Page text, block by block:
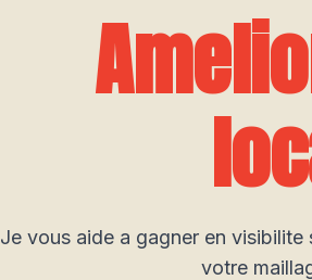
Je vous aide a gagner en
votre